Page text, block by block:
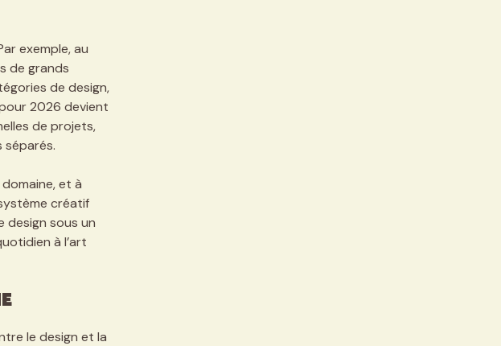
exemple, au
de grands
de design,
2026 devient
de projets,
séparés.
et à
créatif
design sous un
à l’art
le design et la